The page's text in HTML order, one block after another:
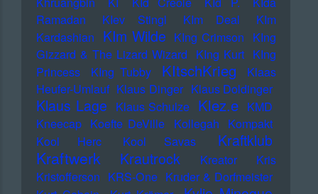
Ramadan
KIev Stingl KIm Deal
KIm
Kardashian KIm Wilde KIng Crimson KIng
Gizzard & The Lizard Wizard KIng Kurt KIng
Princess
KIng Tubby KItschKrieg
Klaas
Heufer-Umlauf Klaus Dinger Klaus Doldinger
Klaus Lage Klaus Schulze Klez.e KMD
Kneecap Koefte DeVille Kollegah Kompakt
Kool Herc
Kool Savas Kraftklub
Kraftwerk Krautrock Kreator
Kris
Kristofferson KRS-One Kruder & Dorfmeister